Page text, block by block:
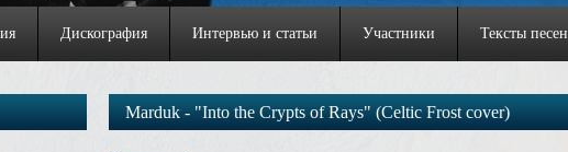
Дискография Интервью и статьи Участники Тексты песен
Marduk - "Into the Crypts of Rays" (Celtic Frost cover)